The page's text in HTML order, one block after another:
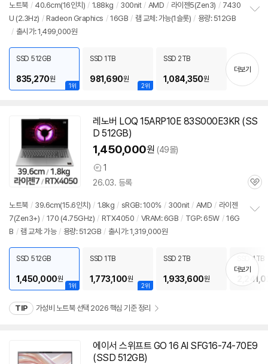
뷰
노트북 / 40.6cm(16인치) / 1.88kg / 300nit / AMD / 라이젠5(Zen3) / 7430
U (2.3Hz) / Radeon Graphics / 16GB / 램 교체: 가능(1슬롯) / 용량: 512GB
/ 출시가: 1,499,000원
기
1위
SSD 512GB
835,270원
2위
SSD 1TB
981,690원
SSD 2TB
1,084,350원
더보기
레노버 LOQ 15ARP10E 83S000E3KR (SS
D 512GB)
1,450,000원 (49몰)
상
품
견
1
26.03. 등록
관
노트북 / 39.6cm(15.6인치) / 1.8kg / sRGB: 100% / 300nit / AMD / 라이젠
7(Zen3+) / 170 (4.75GHz) / RTX4050 / VRAM: 6GB / TGP: 65W / 16G
B / 램 교체: 가능 / 용량: 512GB / 출시가: 1,319,000원
치
기
1위
SSD 512GB
1,450,000원
2위
SSD 1TB
1,773,100원
SSD 2TB
1,933,600원
SSD 4TB
더보기
TIP 가성비 노트북 선택 2026 핵심 기준 정리
에이서 스위프트 GO 16 AI SFG16-74-70E9
(SSD 512GB)